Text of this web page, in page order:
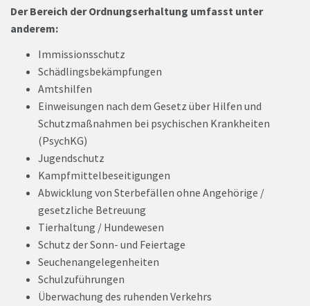
Der Bereich der Ordnungserhaltung umfasst unter
anderem:
Immissionsschutz
Schädlingsbekämpfungen
Amtshilfen
Einweisungen nach dem Gesetz über Hilfen und
Schutzmaßnahmen bei psychischen Krankheiten
(PsychKG)
Jugendschutz
Kampfmittelbeseitigungen
Abwicklung von Sterbefällen ohne Angehörige /
gesetzliche Betreuung
Tierhaltung / Hundewesen
Schutz der Sonn- und Feiertage
Seuchenangelegenheiten
Schulzuführungen
Überwachung des ruhenden Verkehrs